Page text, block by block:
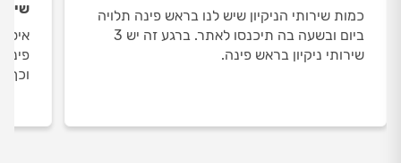
כמות שירותי הניקיון שיש לנו בראש פינה תלויה
ביום ובשעה בה תיכנסו לאתר. ברגע זה יש 3
שירותי ניקיון בראש פינה.
וכך